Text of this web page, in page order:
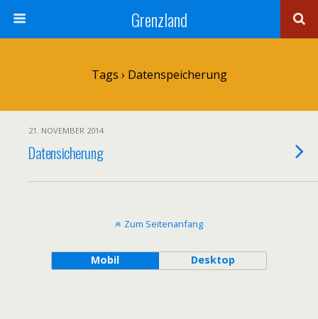
Grenzland
Tags › Datenspeicherung
21. NOVEMBER 2014
Datensicherung
Zum Seitenanfang
Mobil Desktop